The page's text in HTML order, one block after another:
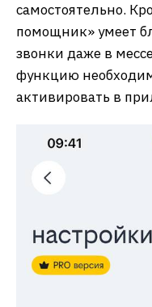
самостоятельно.
помощник» умеет
звонки даже в
функцию
активировать в